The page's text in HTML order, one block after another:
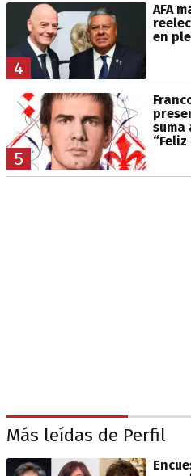
4
AFA
en
5
suma
Más leídas de Perfil